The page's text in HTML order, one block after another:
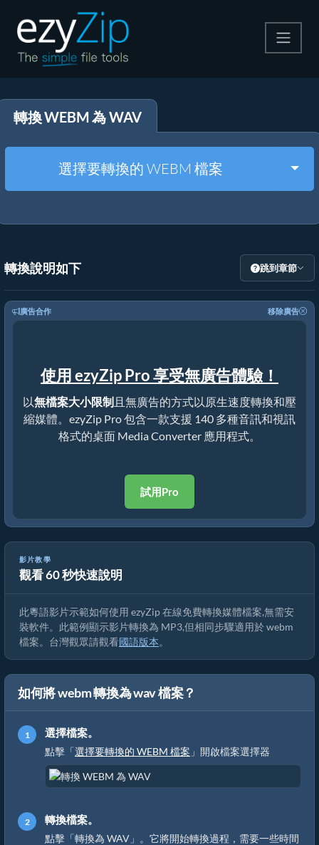
解壓縮
其他工具
轉換 WEBM 為 WAV
選擇要轉換的 WEBM 檔案
轉換說明如下 跳到章節
廣告合作 移除廣告
使用 ezyZip Pro 享受無廣告體驗！
以無檔案大小限制且無廣告的方式以原生速度轉換和壓
縮媒體。ezyZip Pro 包含一款支援 140 多種音訊和視訊
格式的桌面 Media Converter 應用程式。
試用Pro
影片教學
觀看 60 秒快速說明
如何在線上免費轉換 webm 檔案
此粵語影片示範如何使用 ezyZip 在線免費轉換媒體檔案,無需安
裝軟件。此範例顯示影片轉換為 MP3,但相同步驟適用於 webm
檔案。台灣觀眾請觀看國語版本。
如何將 webm 轉換為 wav 檔案？
選擇檔案。
點擊「選擇要轉換的 WEBM 檔案 」開啟檔案選擇器
轉換檔案。
點擊「轉換為 WAV」。它將開始轉換過程，需要一些時間